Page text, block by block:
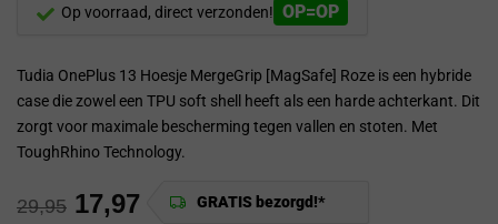
Op voorraad, direct verzonden! OP=OP
Tudia OnePlus 13 Hoesje MergeGrip [MagSafe] Roze is een hybride
case die zowel een TPU soft shell heeft als een harde achterkant. Dit
zorgt voor maximale bescherming tegen vallen en stoten. Met
ToughRhino Technology.
GRATIS bezorgd!*
29,95 17,97